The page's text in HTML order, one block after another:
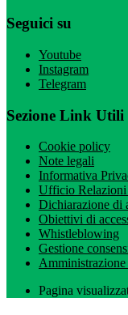
Seguici su
Youtube
Instagram
Telegram
Sezione Link Utili
Cookie policy
Note legali
Informativa
Ufficio
Dichiarazione di
Obiettivi di
Whistleblowing
Gestione
Amministrazione
Pagina